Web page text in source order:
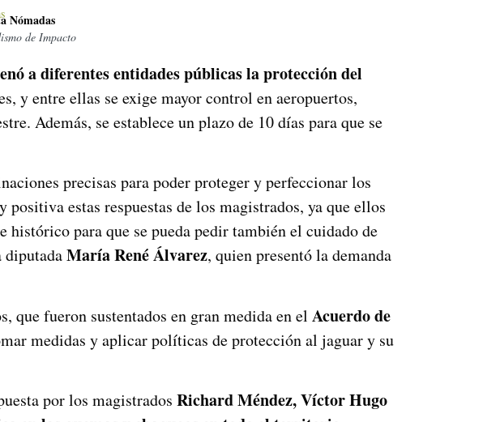
Nómadas
de Impacto
a diferentes entidades públicas la protección del
y entre ellas se exige mayor control en aeropuertos,
Además, se establece un plazo de 10 días para que se
precisas para poder proteger y perfeccionar los
estas respuestas de los magistrados, ya que ellos
histórico para que se pueda pedir también el cuidado de
diputadaMaría René Álvarez, quien presentó la demanda
fueron sustentados en gran medida en el Acuerdo de
medidas y aplicar políticas de protección al jaguar y su
por los magistrados Richard Méndez, Víctor Hugo